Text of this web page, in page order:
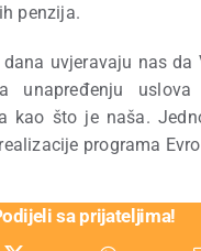
Kontakt
penzija.
uvjeravaju nas
unapređenju
kao što je naša.
programa
sa prijateljima!